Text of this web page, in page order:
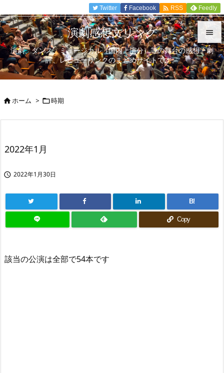


メニュ

Twitter Facebook  RSS Feedly
演劇感想文リンク
演劇、ダンス、ミュージカル（国内上演分）等の舞台の感想、劇
評、レビューリンクのまとめサイトです。
ホーム > 時期
2022年1月
 2022年1月30日
B!
Copy
該当の公演は全部で54本です